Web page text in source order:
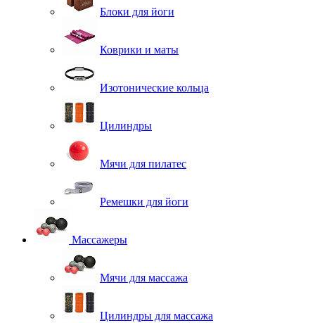
Блоки для йоги
Коврики и маты
Изотонические кольца
Цилиндры
Мячи для пилатес
Ремешки для йоги
Массажеры
Мячи для массажа
Цилиндры для массажа